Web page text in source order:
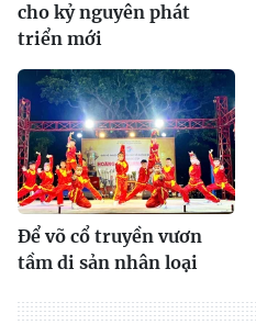
cho kỷ nguyên phát
triển mới
Để võ cổ truyền vươn
tầm di sản nhân loại